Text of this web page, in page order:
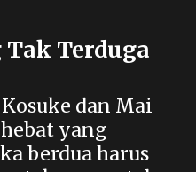
Tak Terduga
dan Mai
yang
berdua harus